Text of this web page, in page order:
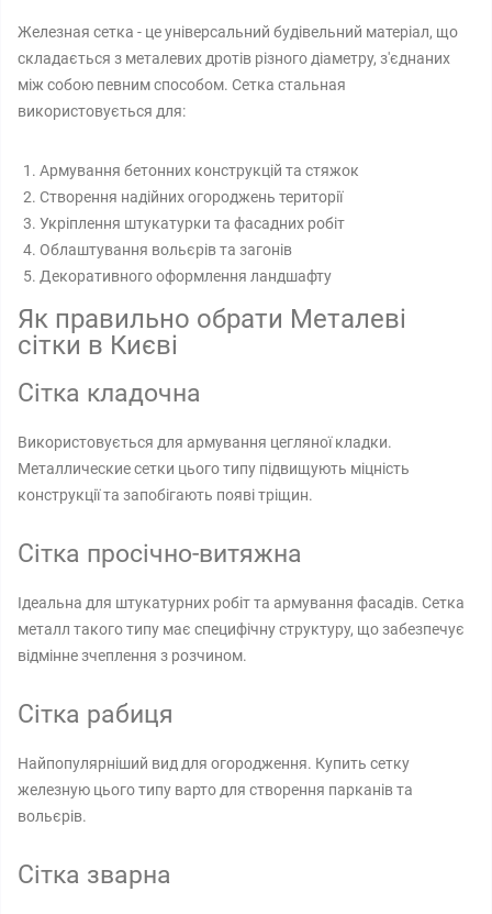
Железная сетка - це універсальний будівельний матеріал, що
складається з металевих дротів різного діаметру, з'єднаних
між собою певним способом. Сетка стальная
використовується для:
Армування бетонних конструкцій та стяжок
Створення надійних огороджень території
Укріплення штукатурки та фасадних робіт
Облаштування вольєрів та загонів
Декоративного оформлення ландшафту
Як правильно обрати Металеві
сітки в Києві
Сітка кладочна
Використовується для армування цегляної кладки.
Металлические сетки цього типу підвищують міцність
конструкції та запобігають появі тріщин.
Сітка просічно-витяжна
Ідеальна для штукатурних робіт та армування фасадів. Сетка
металл такого типу має специфічну структуру, що забезпечує
відмінне зчеплення з розчином.
Сітка рабиця
Найпопулярніший вид для огородження. Купить сетку
железную цього типу варто для створення парканів та
вольєрів.
Сітка зварна